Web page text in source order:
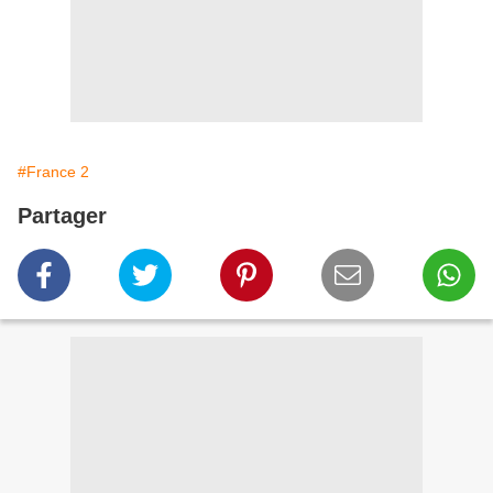
#France 2
Partager